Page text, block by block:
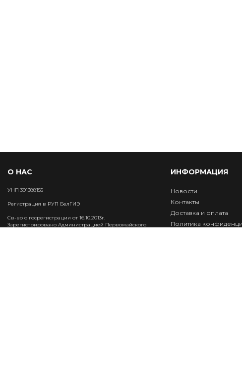
О НАС
УНП 391388155
Регистрация в РУП БелГИЭ
Св-во о госрегистрации от 16.10.2013г.
Зарегистрировано Администрацией Первомайского
ИНФОРМАЦИЯ
Новости
Контакты
Доставка и оплата
Политика